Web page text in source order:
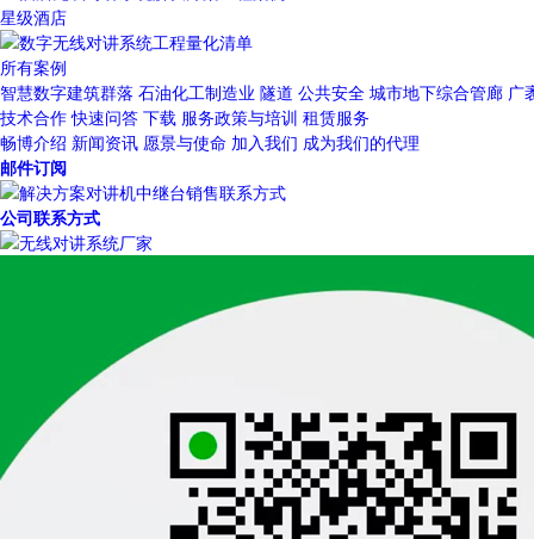
星级酒店
所有案例
智慧数字建筑群落 石油化工制造业 隧道 公共安全 城市地下综合管廊 广
技术合作 快速问答 下载 服务政策与培训 租赁服务
畅博介绍 新闻资讯 愿景与使命 加入我们 成为我们的代理
邮件订阅
公司联系方式